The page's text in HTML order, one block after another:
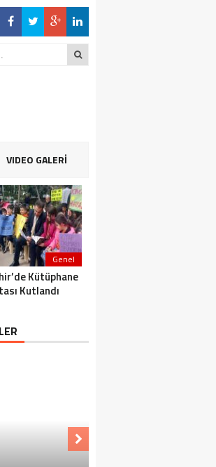
VIDEO GALERİ
Genel
Kütüphane
Kutlandı